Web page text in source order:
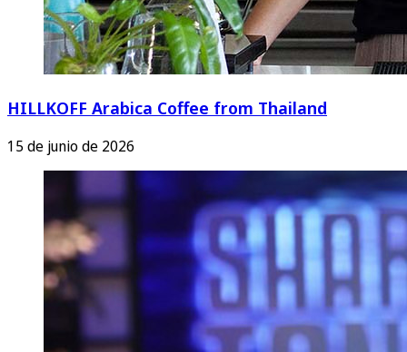
HILLKOFF Arabica Coffee from Thailand
15 de junio de 2026